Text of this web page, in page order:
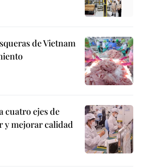
de Vietnam
cuatro ejes de
y mejorar calidad